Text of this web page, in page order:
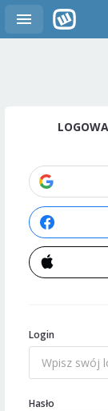
Login
Hasło